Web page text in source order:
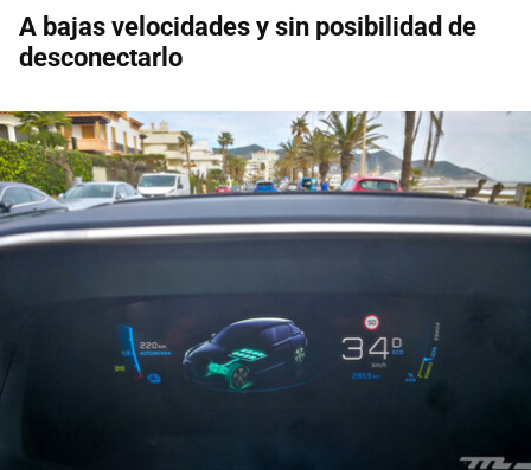
A bajas velocidades y sin posibilidad de
desconectarlo